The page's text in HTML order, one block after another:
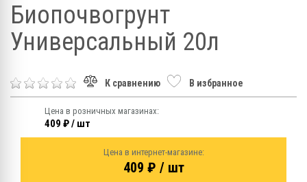
Биопочвогрунт
Универсальный 20л
К сравнению В избранное
Цена в розничных магазинах:
409 ₽ / шт
Цена в интернет-магазине:
409 ₽ / шт